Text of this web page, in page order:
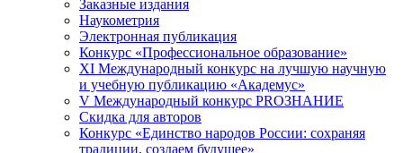
Заказные издания
Наукометрия
Электронная публикация
Конкурс «Профессиональное образование»
XI Международный конкурс на лучшую научную
и учебную публикацию «Академус»
V Международный конкурс PROЗНАНИЕ
Скидка для авторов
Конкурс «Единство народов России: сохраняя
традиции, создаем будущее»